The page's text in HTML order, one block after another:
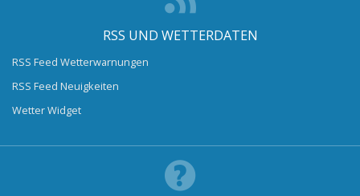
RSS UND WETTERDATEN
RSS Feed Wetterwarnungen
RSS Feed Neuigkeiten
Wetter Widget